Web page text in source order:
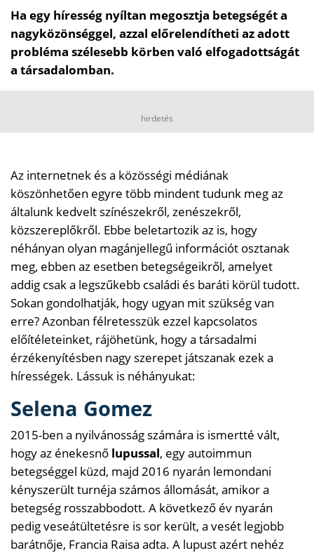
Ha egy híresség nyíltan megosztja betegségét a
nagyközönséggel, azzal előrelendítheti az adott
probléma szélesebb körben való elfogadottságát
a társadalomban.
hirdetés
Az internetnek és a közösségi médiának
köszönhetően egyre több mindent tudunk meg az
általunk kedvelt színészekről, zenészekről,
közszereplőkről. Ebbe beletartozik az is, hogy
néhányan olyan magánjellegű információt osztanak
meg, ebben az esetben betegségeikről, amelyet
addig csak a legszűkebb családi és baráti körül tudott.
Sokan gondolhatják, hogy ugyan mit szükség van
erre? Azonban félretesszük ezzel kapcsolatos
előítéleteinket, rájöhetünk, hogy a társadalmi
érzékenyítésben nagy szerepet játszanak ezek a
hírességek. Lássuk is néhányukat:
Selena Gomez
2015-ben a nyilvánosság számára is ismertté vált,
hogy az énekesnő lupussal, egy autoimmun
betegséggel küzd, majd 2016 nyarán lemondani
kényszerült turnéja számos állomását, amikor a
betegség rosszabbodott. A következő év nyarán
pedig veseátültetésre is sor került, a vesét legjobb
barátnője, Francia Raisa adta. A lupust azért nehéz